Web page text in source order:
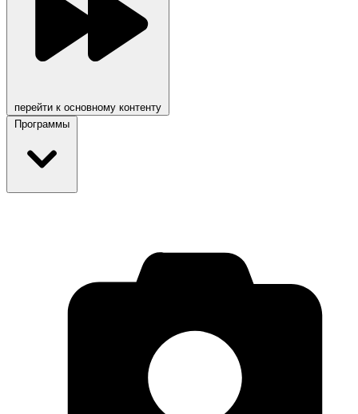
перейти к основному контенту
Программы